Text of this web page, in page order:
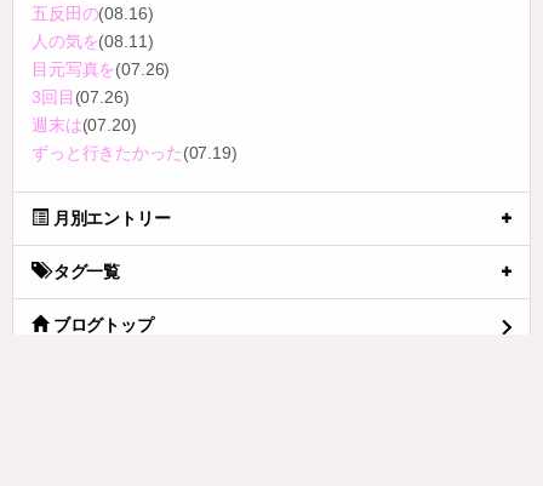
五反田の(08.16)
人の気を(08.11)
目元写真を(07.26)
3回目 (07.26)
週末は(07.20)
ずっと行きたかった(07.19)
月別エントリー
タグ一覧
ブログトップ